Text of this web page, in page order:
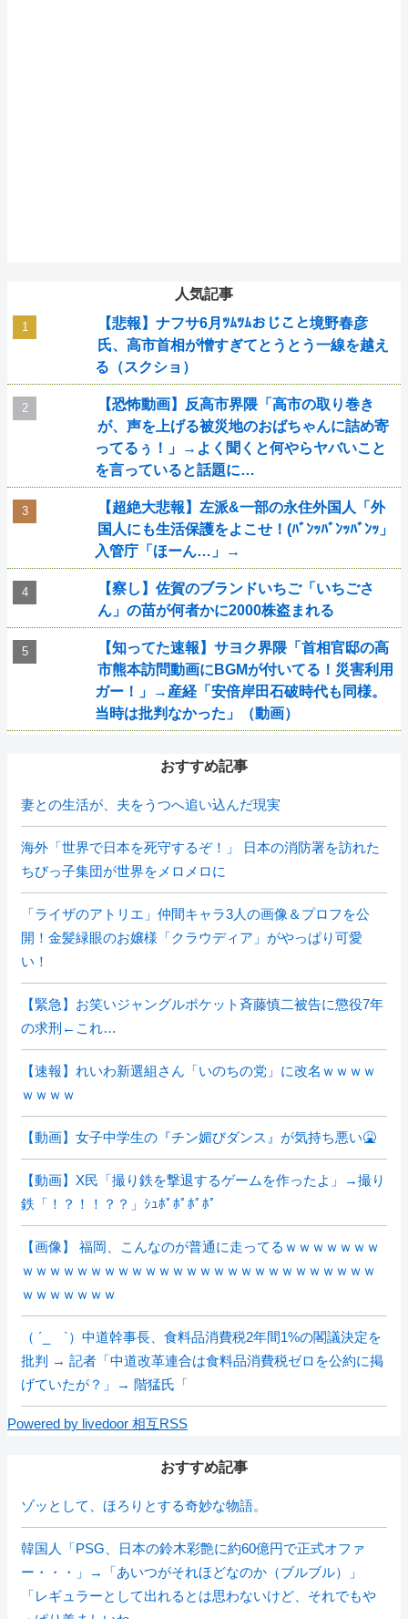
人気記事
【悲報】ナフサ6月ﾂﾑﾂﾑおじこと境野春彦
氏、高市首相が憎すぎてとうとう一線を越え
る（スクショ）
【恐怖動画】反高市界隈「高市の取り巻き
が、声を上げる被災地のおばちゃんに詰め寄
ってるぅ！」→よく聞くと何やらヤバいこと
を言っていると話題に…
【超絶大悲報】左派&一部の永住外国人「外
国人にも生活保護をよこせ！(ﾊﾞﾝｯﾊﾞﾝｯﾊﾞﾝｯ」
入管庁「ほーん…」→
【察し】佐賀のブランドいちご「いちごさ
ん」の苗が何者かに2000株盗まれる
【知ってた速報】サヨク界隈「首相官邸の高
市熊本訪問動画にBGMが付いてる！災害利用
ガー！」→産経「安倍岸田石破時代も同様。
当時は批判なかった」（動画）
おすすめ記事
妻との生活が、夫をうつへ追い込んだ現実
海外「世界で日本を死守するぞ！」 日本の消防署を訪れた
ちびっ子集団が世界をメロメロに
「ライザのアトリエ」仲間キャラ3人の画像＆プロフを公
開！金髪緑眼のお嬢様「クラウディア」がやっぱり可愛
い！
【緊急】お笑いジャングルポケット斉藤慎二被告に懲役7年
の求刑←これ…
【速報】れいわ新選組さん「いのちの党」に改名ｗｗｗｗ
ｗｗｗｗ
【動画】女子中学生の『チン媚びダンス』が気持ち悪い🤮
【動画】X民「撮り鉄を撃退するゲームを作ったよ」→撮り
鉄「！？！！？？」ｼｭﾎﾟﾎﾟﾎﾟﾎﾟ
【画像】 福岡、こんなのが普通に走ってるｗｗｗｗｗｗｗ
ｗｗｗｗｗｗｗｗｗｗｗｗｗｗｗｗｗｗｗｗｗｗｗｗｗｗ
ｗｗｗｗｗｗｗ
（ ´_ゝ`）中道幹事長、食料品消費税2年間1%の閣議決定を
批判 → 記者「中道改革連合は食料品消費税ゼロを公約に掲
げていたが？」→ 階猛氏「
Powered by livedoor 相互RSS
おすすめ記事
ゾッとして、ほろりとする奇妙な物語。
韓国人「PSG、日本の鈴木彩艶に約60億円で正式オファ
ー・・・」→「あいつがそれほどなのか（ブルブル）」
「レギュラーとして出れるとは思わないけど、それでもや